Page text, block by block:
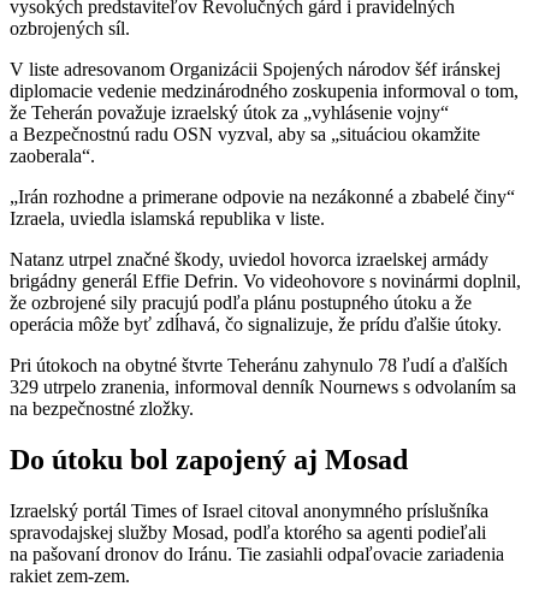
vysokých predstaviteľov Revolučných gárd i pravidelných
ozbrojených síl.
V liste adresovanom Organizácii Spojených národov šéf iránskej
diplomacie vedenie medzinárodného zoskupenia informoval o tom,
že Teherán považuje izraelský útok za „vyhlásenie vojny“
a Bezpečnostnú radu OSN vyzval, aby sa „situáciou okamžite
zaoberala“.
„Irán rozhodne a primerane odpovie na nezákonné a zbabelé činy“
Izraela, uviedla islamská republika v liste.
Natanz utrpel značné škody, uviedol hovorca izraelskej armády
brigádny generál Effie Defrin. Vo videohovore s novinármi doplnil,
že ozbrojené sily pracujú podľa plánu postupného útoku a že
operácia môže byť zdĺhavá, čo signalizuje, že prídu ďalšie útoky.
Pri útokoch na obytné štvrte Teheránu zahynulo 78 ľudí a ďalších
329 utrpelo zranenia, informoval denník Nournews s odvolaním sa
na bezpečnostné zložky.
Do útoku bol zapojený aj Mosad
Izraelský portál Times of Israel citoval anonymného príslušníka
spravodajskej služby Mosad, podľa ktorého sa agenti podieľali
na pašovaní dronov do Iránu. Tie zasiahli odpaľovacie zariadenia
rakiet zem-zem.